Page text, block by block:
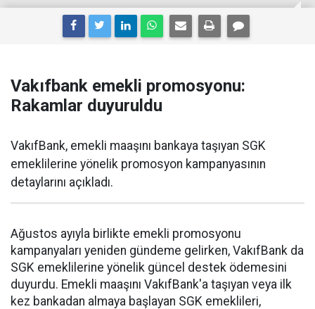
Vakıfbank emekli promosyonu:
Rakamlar duyuruldu
VakıfBank, emekli maaşını bankaya taşıyan SGK
emeklilerine yönelik promosyon kampanyasının
detaylarını açıkladı.
Ağustos ayıyla birlikte emekli promosyonu
kampanyaları yeniden gündeme gelirken, VakıfBank da
SGK emeklilerine yönelik güncel destek ödemesini
duyurdu. Emekli maaşını VakıfBank'a taşıyan veya ilk
kez bankadan almaya başlayan SGK emeklileri,